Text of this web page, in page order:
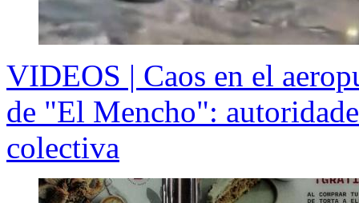
VIDEOS | Caos en el
de "El Mencho":
colectiva